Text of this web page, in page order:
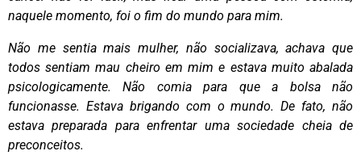
naquele momento, foi o fim do mundo para mim.
Não me sentia mais mulher, não socializava, achava que
todos sentiam mau cheiro em mim e estava muito abalada
psicologicamente. Não comia para que a bolsa não
funcionasse. Estava brigando com o mundo. De fato, não
estava preparada para enfrentar uma sociedade cheia de
preconceitos.